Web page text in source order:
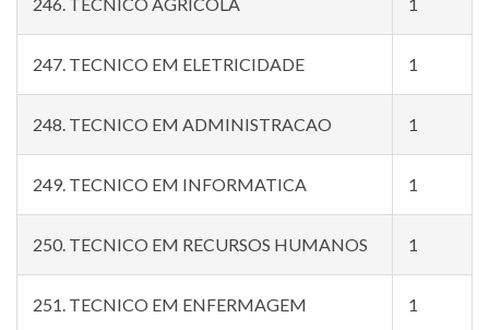
246. TECNICO AGRICOLA 1
247. TECNICO EM ELETRICIDADE 1
248. TECNICO EM ADMINISTRACAO 1
249. TECNICO EM INFORMATICA 1
250. TECNICO EM RECURSOS HUMANOS 1
251. TECNICO EM ENFERMAGEM 1